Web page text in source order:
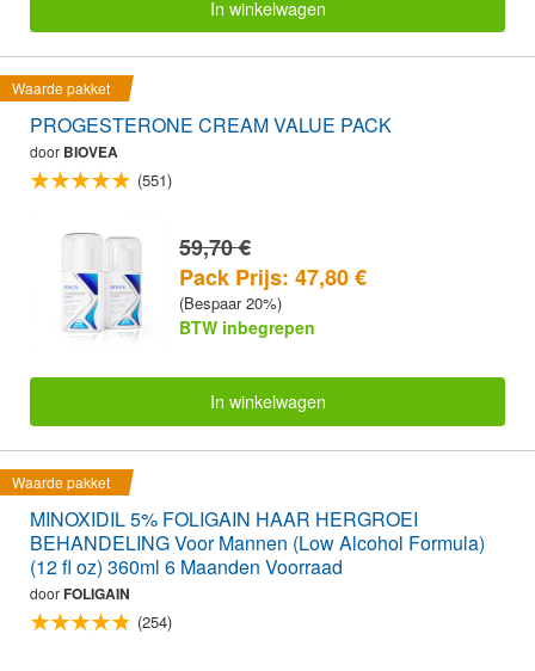
In winkelwagen
Waarde pakket
PROGESTERONE CREAM VALUE PACK
door BIOVEA
(551)
59,70 €
Pack Prijs: 47,80 €
(Bespaar 20%)
BTW inbegrepen
In winkelwagen
Waarde pakket
MINOXIDIL 5% FOLIGAIN HAAR HERGROEI
BEHANDELING Voor Mannen (Low Alcohol Formula)
(12 fl oz) 360ml 6 Maanden Voorraad
doorFOLIGAIN
(254)